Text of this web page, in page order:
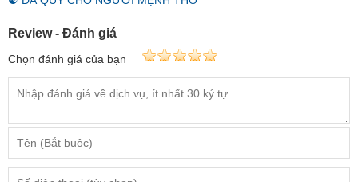
☯ ĐÁ QUÝ CHO NGƯỜI MỆNH THỔ
Review - Đánh giá
Chọn đánh giá của bạn